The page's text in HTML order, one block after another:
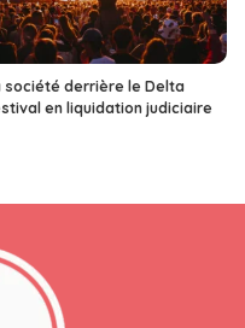
société derrière le Delta
en liquidation judiciaire